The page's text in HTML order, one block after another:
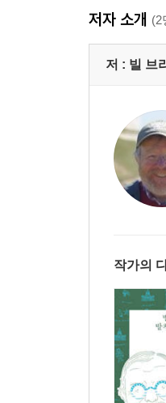
저자 소개 (2
저 : 빌 브
작가의